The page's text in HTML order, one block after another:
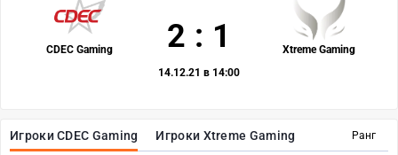
Ранг
Игроки CDEC Gaming Игроки Xtreme Gaming
CDEC Gaming Xtreme Gaming
2 : 1
14.12.21 в 14:00